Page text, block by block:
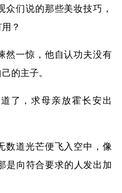
众们说的那些美妆技巧，
？
然一惊，他自认功夫没有
的主子。
了，求母亲放霍长安出
数道光芒便飞入空中，像
是向符合要求的人发出加